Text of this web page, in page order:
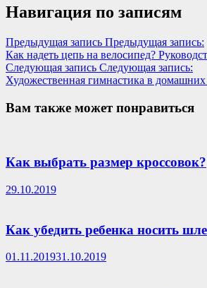
Навигация по записям
Предыдущая запись Предыдущая запись:
Как надеть цепь на велосипед?
Следующая запись Следующая запись:
Художественная гимнастика в
Вам также может понравиться
Как выбрать размер кроссовок?
29.10.2019
Как убедить ребенка носить
01.11.201931.10.2019